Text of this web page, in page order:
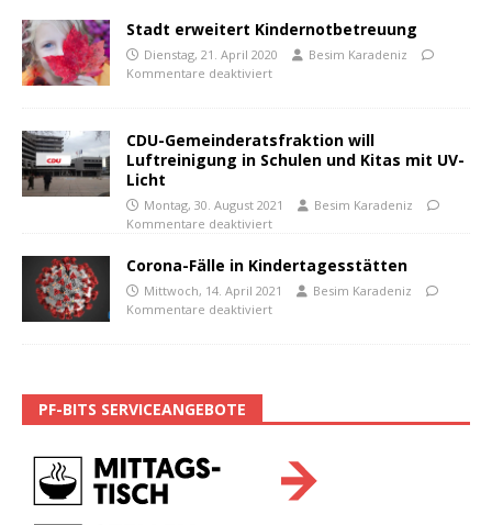
Stadt erweitert Kindernotbetreuung
Dienstag, 21. April 2020
Besim Karadeniz
Kommentare deaktiviert
CDU-Gemeinderatsfraktion will
Luftreinigung in Schulen und Kitas mit UV-
Licht
Montag, 30. August 2021
Besim Karadeniz
Kommentare deaktiviert
Corona-Fälle in Kindertagesstätten
Mittwoch, 14. April 2021
Besim Karadeniz
Kommentare deaktiviert
PF-BITS SERVICEANGEBOTE